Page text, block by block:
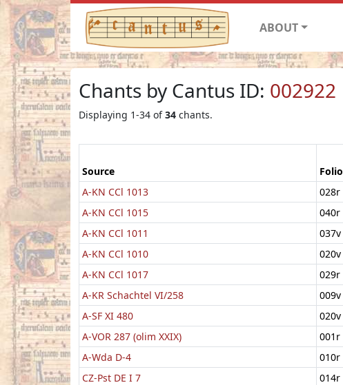
ABOUT
Chants by Cantus ID: 002922
Displaying 1-34 of34 chants.
Source Folio
A-KN CCl 1013
028r
A-KN CCl 1015
040r
A-KN CCl 1011
037v
A-KN CCl 1010
020v
A-KN CCl 1017
029r
A-KR Schachtel VI/258
009v
A-SF XI 480
020v
A-VOR 287 (olim XXIX)
001r
A-Wda D-4
010r
CZ-Pst DE I 7
014r